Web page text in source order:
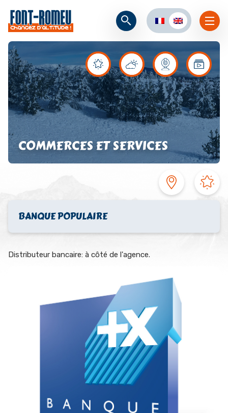
COMMERCES ET SERVICES
BANQUE POPULAIRE
Distributeur bancaire: à côté de l'agence.